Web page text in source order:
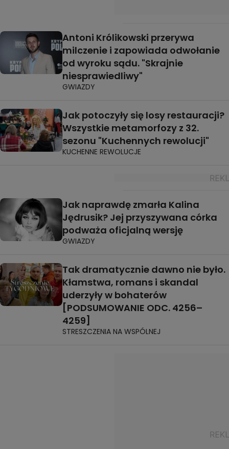
Antoni Królikowski przerywa
milczenie i zapowiada odwołanie
od wyroku sądu. "Skrajnie
niesprawiedliwy"
GWIAZDY
Jak potoczyły się losy restauracji?
Wszystkie metamorfozy z 32.
sezonu "Kuchennych rewolucji"
KUCHENNE REWOLUCJE
Jak naprawdę zmarła Kalina
Jędrusik? Jej przyszywana córka
podważa oficjalną wersję
GWIAZDY
Tak dramatycznie dawno nie było.
Kłamstwa, romans i skandal
uderzyły w bohaterów
[PODSUMOWANIE ODC. 4256–
4259]
STRESZCZENIA NA WSPÓLNEJ